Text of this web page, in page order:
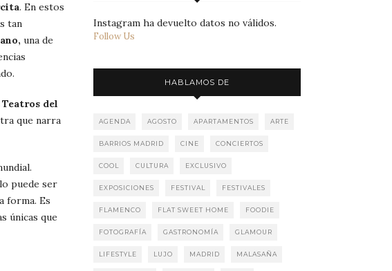
. En estos
tan
una de
Teatros del
que narra
puede ser
forma. Es
únicas que
Instagram ha devuelto datos no válidos.
Follow Us
HABLAMOS DE
AGENDA AGOSTO APARTAMENTOS ARTE
BARRIOS MADRID CINE CONCIERTOS
COOL CULTURA EXCLUSIVO
EXPOSICIONES FESTIVAL FESTIVALES
FLAMENCO FLAT SWEET HOME FOODIE
FOTOGRAFÍA GASTRONOMÍA GLAMOUR
LIFESTYLE LUJO MADRID MALASAÑA